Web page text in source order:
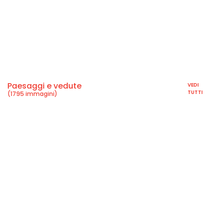
Paesaggi e vedute
(1795 immagini)
VEDI
TUTTI